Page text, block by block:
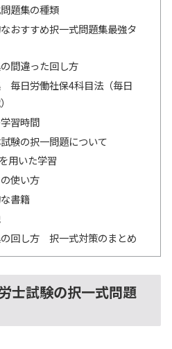
題集の種類
おすすめ択一式問題集最強タ
間違った回し方
毎日労働社保4科目法（毎日
習時間
験の択一問題について
用いた学習
使い方
書籍
回し方 択一式対策のまとめ
士試験の択一式問題